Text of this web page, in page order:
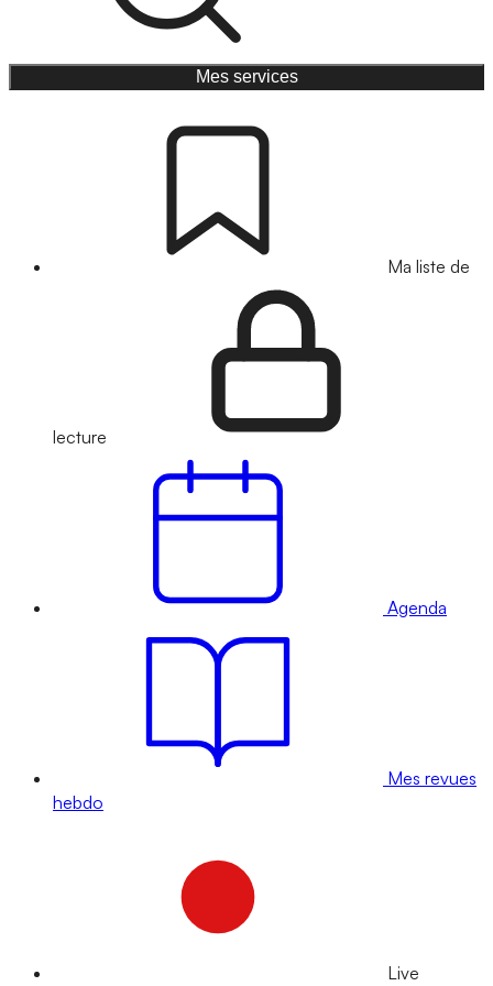
Mes services
Ma liste de
lecture
Agenda
Mes revues
hebdo
Live